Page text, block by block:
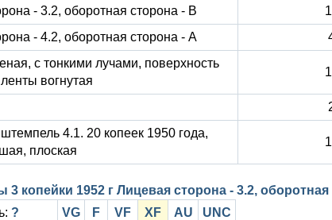
- 3.2, оборотная сторона - В
- 4.2, оборотная сторона - А
с тонкими лучами, поверхность
вогнутая
4.1. 20 копеек 1950 года,
плоская
3 копейки 1952 г Лицевая сторона - 3.2,
? VG F VF XF AU
UNC